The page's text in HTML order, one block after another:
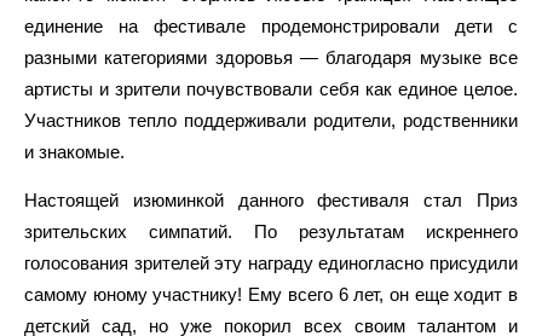
единение на фестивале продемонстрировали дети с
разными категориями здоровья — благодаря музыке все
артисты и зрители почувствовали себя как единое целое.
Участников тепло поддерживали родители, родственники
Настоящей изюминкой данного фестиваля стал Приз
зрительских симпатий. По результатам искреннего
голосования зрителей эту награду единогласно присудили
самому юному участнику! Ему всего 6 лет, он еще ходит в
детский сад, но уже покорил всех своим талантом и